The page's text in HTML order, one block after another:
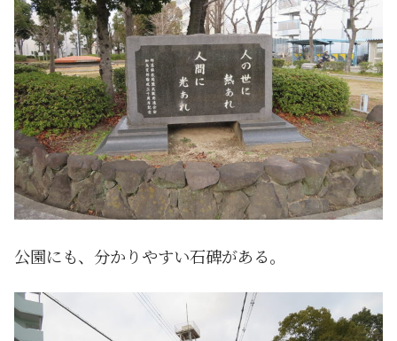
公園にも、分かりやすい石碑がある。